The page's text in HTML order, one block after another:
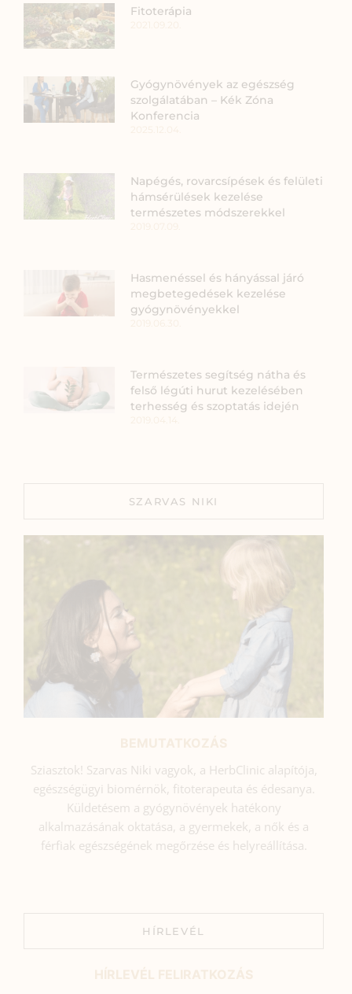
Fitoterápia
Gyógynövények az egészség
szolgálatában – Kék Zóna
Konferencia
Napégés, rovarcsípések és felületi
hámsérülések kezelése
természetes módszerekkel
Hasmenéssel és hányással járó
megbetegedések kezelése
gyógynövényekkel
Természetes segítség nátha és
felső légúti hurut kezelésében
terhesség és szoptatás idején
SZARVAS NIKI
Sziasztok! Szarvas Niki vagyok, a HerbClinic alapítója,
egészségügyi biomérnök, fitoterapeuta és édesanya.
Küldetésem a gyógynövények hatékony
alkalmazásának oktatása, a gyermekek, a nők és a
férfiak egészségének megőrzése és helyreállítása.
HÍRLEVÉL